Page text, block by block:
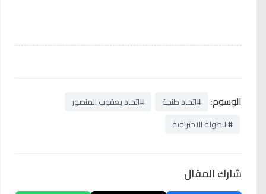
الوسوم: #اتحاد طنجة
#اتحاد يعقوب المنصور
#البطولة الاحترافية
شارك المقال